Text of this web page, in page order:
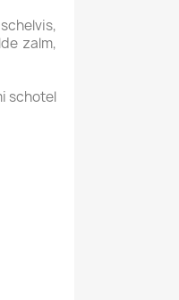
zalm,
schotel